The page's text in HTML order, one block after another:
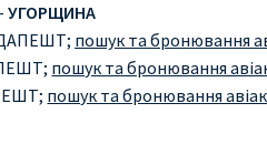
УГОРЩИНА
пошук та бронювання
пошук та бронювання
пошук та бронювання